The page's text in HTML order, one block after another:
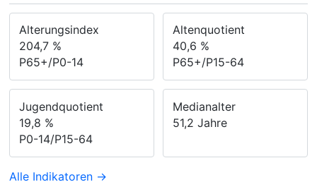
Alterungsindex
204,7 %
P65+/P0-14
Altenquotient
40,6 %
P65+/P15-64
Jugendquotient
19,8 %
P0-14/P15-64
Medianalter
51,2 Jahre
Alle Indikatoren →